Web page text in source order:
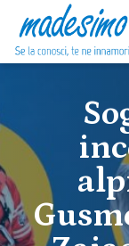
Vai al contenuto